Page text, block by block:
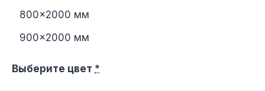
800×2000 мм
900×2000 мм
Выберите цвет *